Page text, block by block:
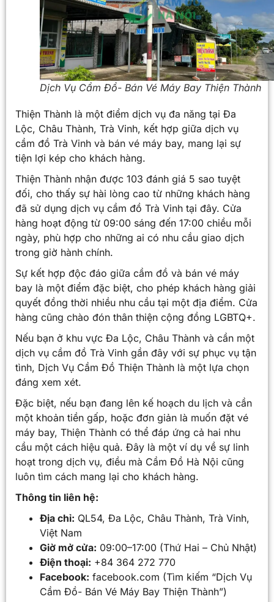
Dịch Vụ Cầm Đồ- Bán Vé Máy Bay Thiện Thành
Thiện Thành là một điểm dịch vụ đa năng tại Đa
Lộc, Châu Thành, Trà Vinh, kết hợp giữa dịch vụ
cầm đồ Trà Vinh và bán vé máy bay, mang lại sự
tiện lợi kép cho khách hàng.
Thiện Thành nhận được 103 đánh giá 5 sao tuyệt
đối, cho thấy sự hài lòng cao từ những khách hàng
đã sử dụng dịch vụ cầm đồ Trà Vinh tại đây. Cửa
hàng hoạt động từ 09:00 sáng đến 17:00 chiều mỗi
ngày, phù hợp cho những ai có nhu cầu giao dịch
trong giờ hành chính.
Sự kết hợp độc đáo giữa cầm đồ và bán vé máy
bay là một điểm đặc biệt, cho phép khách hàng giải
quyết đồng thời nhiều nhu cầu tại một địa điểm. Cửa
hàng cũng chào đón thân thiện cộng đồng LGBTQ+.
Nếu bạn ở khu vực Đa Lộc, Châu Thành và cần một
dịch vụ cầm đồ Trà Vinh gần đây với sự phục vụ tận
tình, Dịch Vụ Cầm Đồ Thiện Thành là một lựa chọn
đáng xem xét.
Đặc biệt, nếu bạn đang lên kế hoạch du lịch và cần
một khoản tiền gấp, hoặc đơn giản là muốn đặt vé
máy bay, Thiện Thành có thể đáp ứng cả hai nhu
cầu một cách hiệu quả. Đây là một ví dụ về sự linh
hoạt trong dịch vụ, điều mà Cầm Đồ Hà Nội cũng
luôn tìm cách mang lại cho khách hàng.
Thông tin liên hệ:
Địa chỉ: QL54, Đa Lộc, Châu Thành, Trà Vinh,
Việt Nam
Giờ mở cửa: 09:00–17:00 (Thứ Hai – Chủ Nhật)
Điện thoại: +84 364 272 770
Facebook: facebook.com (Tìm kiếm “Dịch Vụ
Cầm Đồ- Bán Vé Máy Bay Thiện Thành”)